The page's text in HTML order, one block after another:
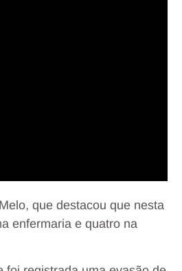
que destacou que nesta
enfermaria e quatro na